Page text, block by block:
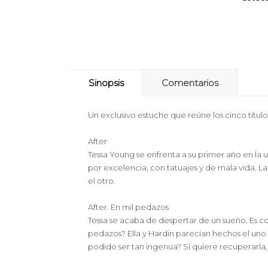
Sinopsis Comentarios
Un exclusivo estuche que reúne los cinco
After
Tessa Young se enfrenta a su primer año en
por excelencia, con tatuajes y de mala vida.
el otro.
After. En mil pedazos
Tessa se acaba de despertar de un sueño.
pedazos? Ella y Hardin parecían hechos el
podido ser tan ingenua? Si quiere